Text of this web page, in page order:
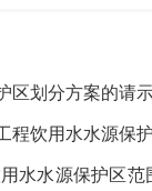
划分方案的请
饮用水水源保护
水水源保护区